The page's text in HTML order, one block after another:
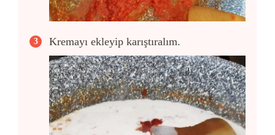
Kremayı ekleyip karıştıralım.